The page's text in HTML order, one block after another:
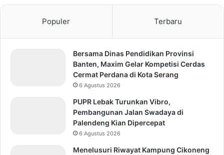
Populer Terbaru
Bersama Dinas Pendidikan Provinsi
Banten, Maxim Gelar Kompetisi Cerdas
Cermat Perdana di Kota Serang
6 Agustus 2026
PUPR Lebak Turunkan Vibro,
Pembangunan Jalan Swadaya di
Palendeng Kian Dipercepat
6 Agustus 2026
Menelusuri Riwayat Kampung Cikoneng